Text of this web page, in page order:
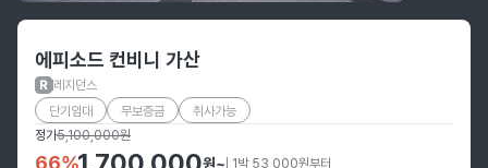
호텔 정보
에피소드 컨비니 가산
레지던스
단기임대
무보증금
취사가능
정가5,100,000원
66% 원~ | 1박 53,000원부터